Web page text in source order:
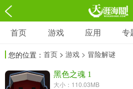
游戏
3697款应用
首页 游戏 应用 专
您的位置： 首页 > 游戏 > 冒险解谜
黑色之魂 1
大小：110.03MB